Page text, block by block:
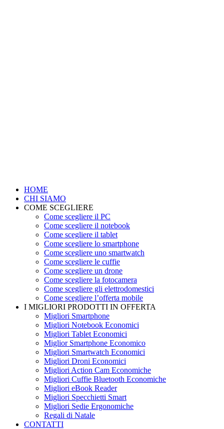
HOME
CHI SIAMO
COME SCEGLIERE
Come scegliere il PC
Come scegliere il notebook
Come scegliere il tablet
Come scegliere lo smartphone
Come scegliere uno smartwatch
Come scegliere le cuffie
Come scegliere un drone
Come scegliere la fotocamera
Come scegliere gli elettrodomestici
Come scegliere l’offerta mobile
I MIGLIORI PRODOTTI IN OFFERTA
Migliori Smartphone
Migliori Notebook Economici
Migliori Tablet Economici
Miglior Smartphone Economico
Migliori Smartwatch Economici
Migliori Droni Economici
Migliori Action Cam Economiche
Migliori Cuffie Bluetooth Economiche
Migliori eBook Reader
Migliori Specchietti Smart
Migliori Sedie Ergonomiche
Regali di Natale
CONTATTI